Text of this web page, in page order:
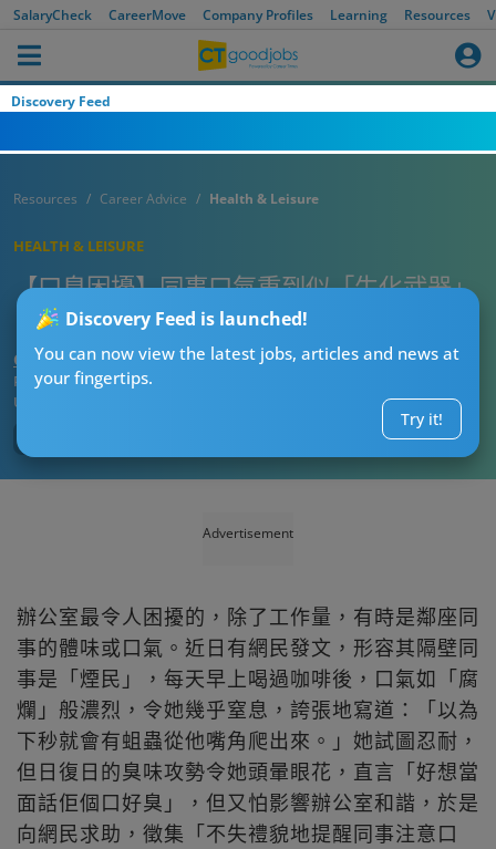
SalaryCheck CareerMove Company Profiles Learning Resources
Discovery Feed
Discovery Feed is launched!
You can now view the latest jobs, articles and news at
your fingertips.
Try it!
Resources Career Advice Health & Leisure
HEALTH & LEISURE
【口臭困擾】同事口氣重到似「生化武器」
日日返工被臭到頭暈 網民教1招擊退臭口人
CTgoodjobs’ Editor
Published:2026-07-26 20:00
Updated:
Advertisement
辦公室最令人困擾的，除了工作量，有時是鄰座同
事的體味或口氣。近日有網民發文，形容其隔壁同
事是「煙民」，每天早上喝過咖啡後，口氣如「腐
爛」般濃烈，令她幾乎窒息，誇張地寫道：「以為
下秒就會有蛆蟲從他嘴角爬出來。」她試圖忍耐，
但日復日的臭味攻勢令她頭暈眼花，直言「好想當
面話佢個口好臭」，但又怕影響辦公室和諧，於是
向網民求助，徵集「不失禮貌地提醒同事注意口